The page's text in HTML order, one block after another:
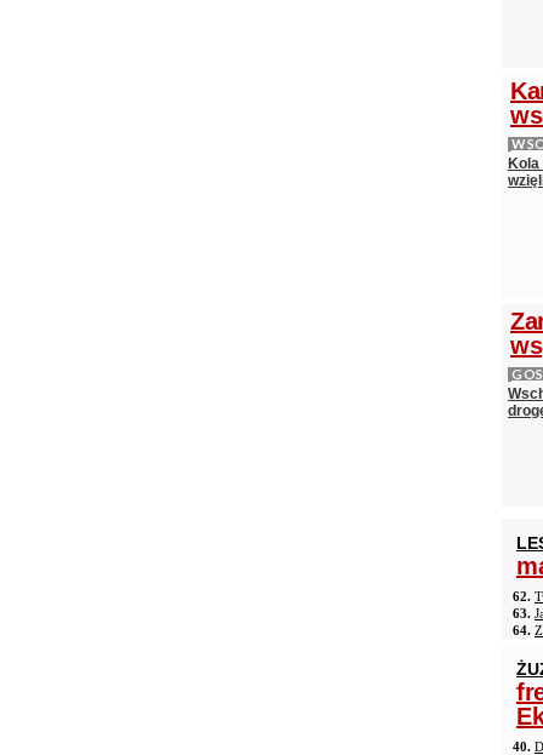
62.
63.
64.
40.